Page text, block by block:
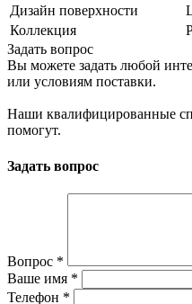
Дизайн поверхности
Коллекция
Задать вопрос
Вы можете задать любой
или условиям поставки.
Наши квалифицированные
помогут.
Задать вопрос
Вопрос *
Ваше имя *
Телефон *